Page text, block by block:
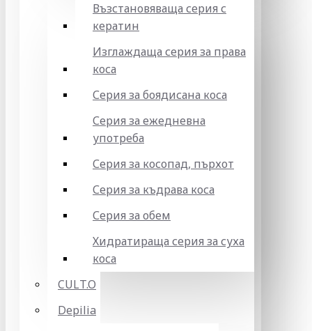
Възстановяваща серия с
кератин
Изглаждаща серия за права
коса
Серия за боядисана коса
Серия за ежедневна
употреба
Серия за косопад, пърхот
Серия за къдрава коса
Серия за обем
Хидратираща серия за суха
коса
CULT.O
Depilia